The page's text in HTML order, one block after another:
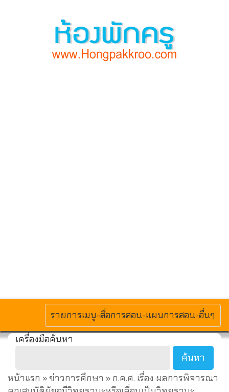
MENU
รายการเมนู-สื่อการสอน-แผนการสอน-อื่นๆ
เครื่องมือค้นหา
หน้าแรก »ข่าวการศึกษา » ก.ค.ศ. เรื่อง ผลการพิจารณา